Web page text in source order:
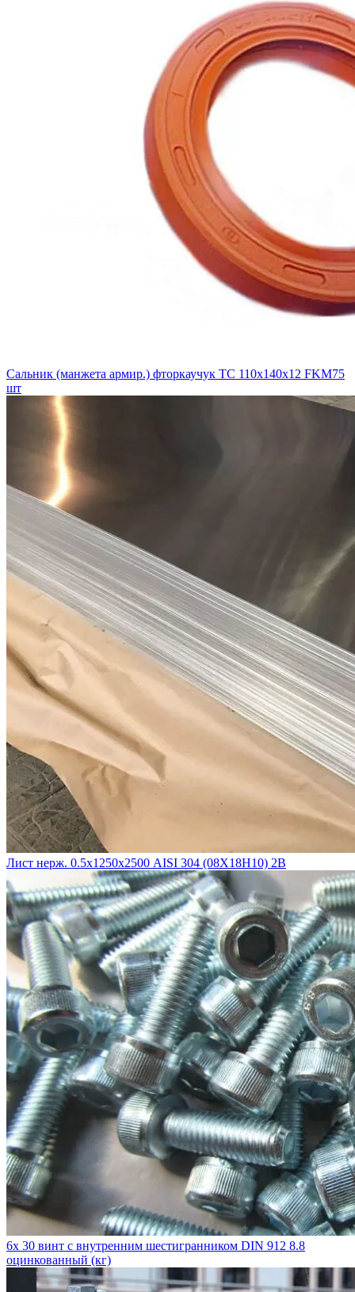
Сальник (манжета армир.) фторкаучук TC 110х140х12 FKM75
шт
Лист нерж. 0.5х1250х2500 AISI 304 (08Х18Н10) 2B
6x 30 винт с внутренним шестигранником DIN 912 8.8
оцинкованный (кг)